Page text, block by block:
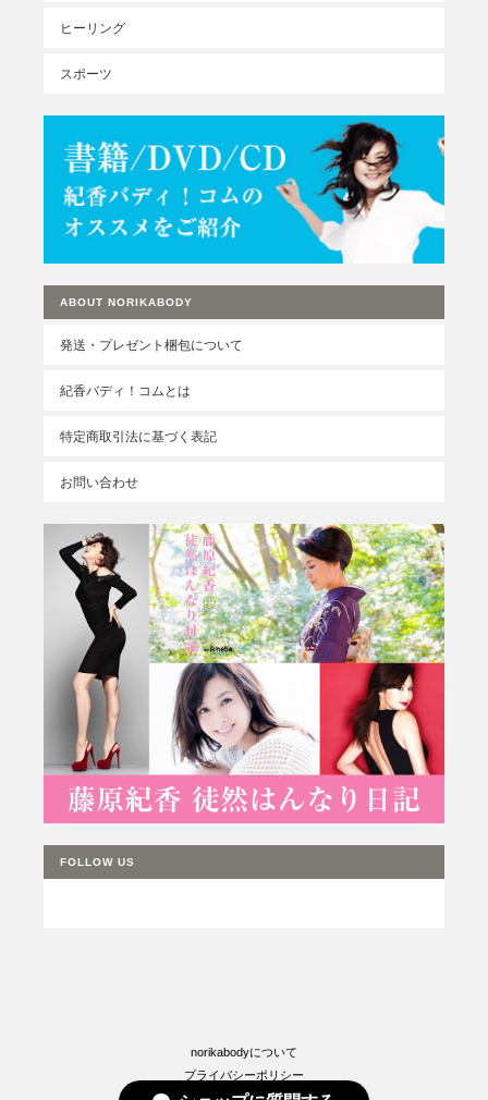
ヒーリング
スポーツ
ABOUT NORIKABODY
発送・プレゼント梱包について
紀香バディ！コムとは
特定商取引法に基づく表記
お問い合わせ
FOLLOW US
norikabodyについて
プライバシーポリシー
特定商取引法に基づく表記